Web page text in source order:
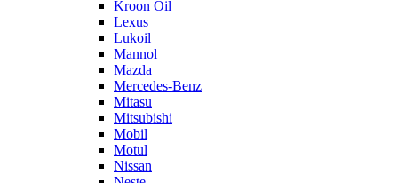
Kroon Oil
Lexus
Lukoil
Mannol
Mazda
Mercedes-Benz
Mitasu
Mitsubishi
Mobil
Motul
Nissan